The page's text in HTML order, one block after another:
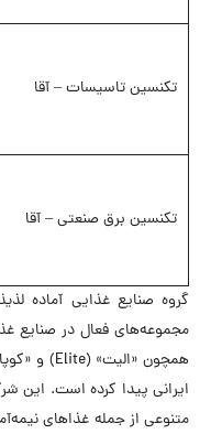
تکنسین تاسیسات – آقا
تکنسین برق صنعتی – آقا
گروه صنایع غذایی آماده
مجموعه‌های فعال در صنایع
ایرانی پیدا کرده است. این
متنوعی از جمله غذاهای